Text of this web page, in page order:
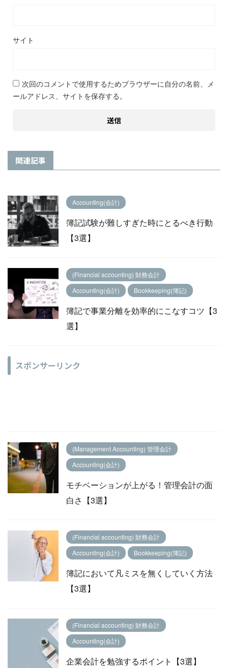
サイト
次回のコメントで使用するためブラウザーに自分の名前、メ
ールアドレス、サイトを保存する。
関連記事
Accounting(会計)
簿記試験が難しすぎた時にとるべき行動
【3選】
(Financial accounting) 財務会計
Accounting(会計)
Bookkeeping(簿記)
簿記で事業分離を効率的にこなすコツ【3
選】
スポンサーリンク
(Management Accounting) 管理会計
Accounting(会計)
モチベーションが上がる！管理会計の面
白さ【3選】
(Financial accounting) 財務会計
Accounting(会計)
Bookkeeping(簿記)
簿記において凡ミスを無くしていく方法
【3選】
(Financial accounting) 財務会計
Accounting(会計)
企業会計を勉強するポイント【3選】